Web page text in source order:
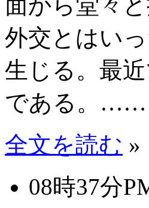
外交とはい
生じる。最
である。……
全文を読む »
08時37分